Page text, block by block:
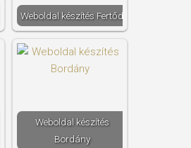
Weboldal készítés​ Fertőd
Weboldal készítés​
Bordány